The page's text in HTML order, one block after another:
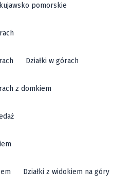
pomorskie
Działki w górach
z domkiem
Działki z widokiem na góry